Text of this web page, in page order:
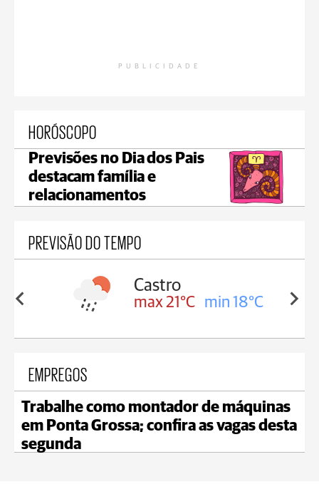
PUBLICIDADE
HORÓSCOPO
Previsões no Dia dos Pais
destacam família e
relacionamentos
PREVISÃO DO TEMPO
18°C
Castro
max 21°C min 18°C
EMPREGOS
Trabalhe como montador de máquinas
em Ponta Grossa; confira as vagas desta
segunda